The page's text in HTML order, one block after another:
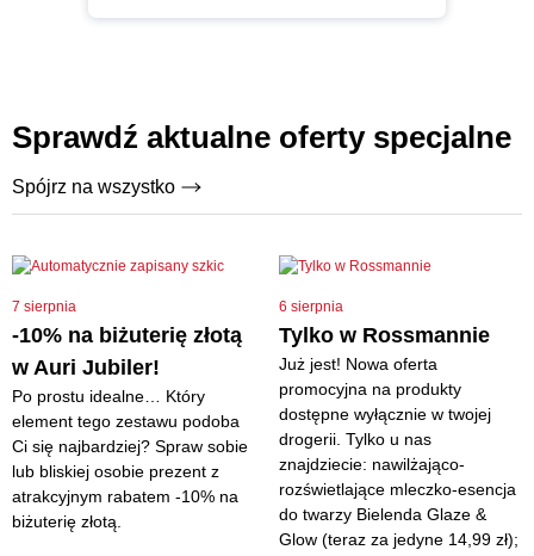
Sprawdź aktualne oferty specjalne
Spójrz na wszystko
7 sierpnia
-10% na biżuterię złotą
w Auri Jubiler!
Po prostu idealne… Który
element tego zestawu podoba
Ci się najbardziej? Spraw sobie
lub bliskiej osobie prezent z
atrakcyjnym rabatem -10% na
biżuterię złotą.
6 sierpnia
Tylko w Rossmannie
Już jest! Nowa oferta
promocyjna na produkty
dostępne wyłącznie w twojej
drogerii. Tylko u nas
znajdziecie: nawilżająco-
rozświetlające mleczko-esencja
do twarzy Bielenda Glaze &
Glow (teraz za jedyne 14,99 zł);